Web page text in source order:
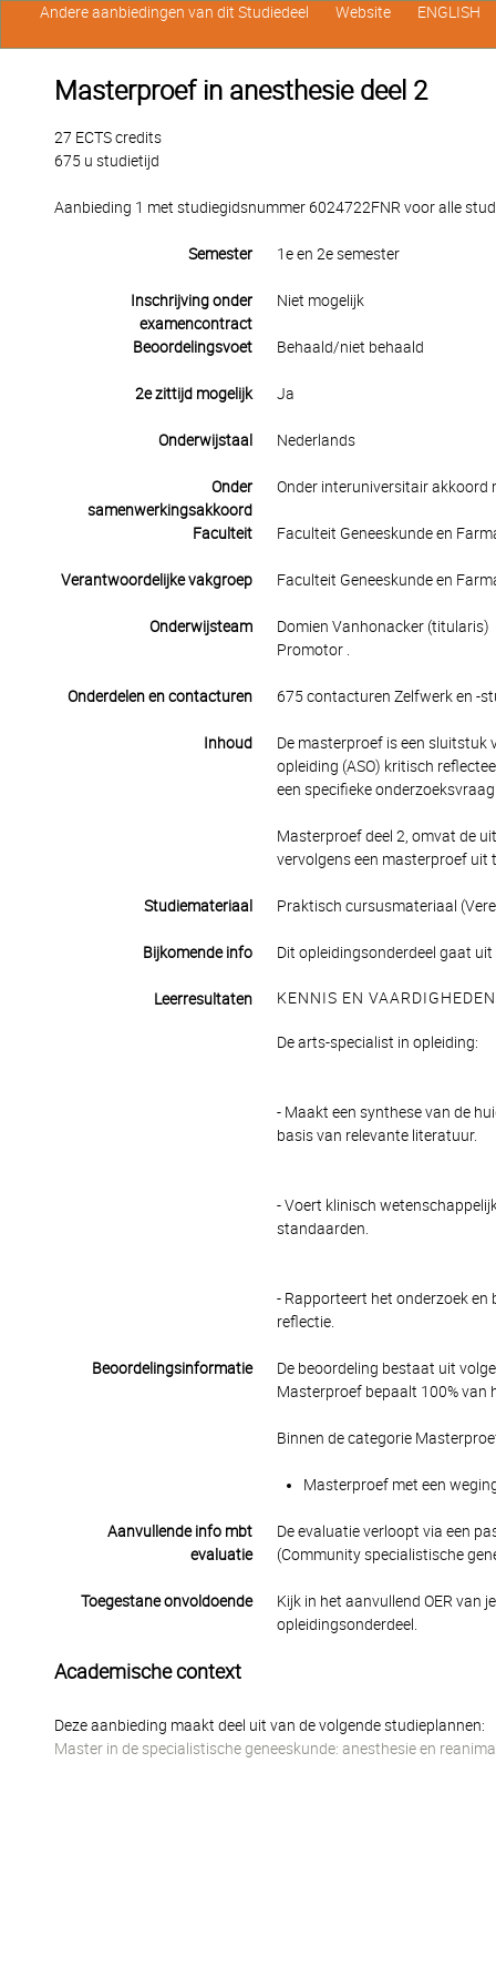
Masterproef in anesthesie deel 2
27 ECTS credits
675 u studietijd
Aanbieding 1 met studiegidsnummer 6024722FNR voor alle
Semester 1e en 2e semester
Inschrijving onder
examencontract
Niet mogelijk
Beoordelingsvoet Behaald/niet behaald
2e zittijd mogelijk Ja
Onderwijstaal Nederlands
Onder
samenwerkingsakkoord
Onder interuniversitair akkoord
Faculteit Faculteit Geneeskunde en
Verantwoordelijke vakgroep Faculteit Geneeskunde en
Onderwijsteam
Domien Vanhonacker (titularis)
Promotor .
Onderdelen en contacturen 675 contacturen Zelfwerk en -
Inhoud
De masterproef is een sluitstuk
opleiding (ASO) kritisch
een specifieke
Masterproef deel 2, omvat de
vervolgens een masterproef uit
Studiemateriaal Praktisch cursusmateriaal
Bijkomende info Dit opleidingsonderdeel gaat
Leerresultaten KENNIS EN VAARDIGHEDEN
De arts-specialist in opleiding:
- Maakt een synthese van de
basis van relevante literatuur.
- Voert klinisch
standaarden.
- Rapporteert het onderzoek
reflectie.
Beoordelingsinformatie
De beoordeling bestaat uit
Masterproef bepaalt 100% van
Binnen de categorie
Masterproef met een
Aanvullende info mbt
evaluatie
De evaluatie verloopt via een
(Community specialistische
Toegestane onvoldoende
Kijk in het aanvullend OER van
opleidingsonderdeel.
Academische context
Deze aanbieding maakt deel uit van de volgende studieplannen:
Master in de specialistische geneeskunde: anesthesie en
Andere aanbiedingen van dit Studiedeel Website ENGLISH